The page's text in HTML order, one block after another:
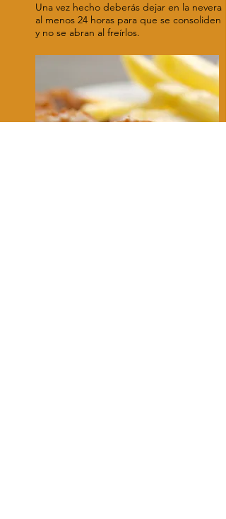
Una vez hecho deberás dejar en la nevera
al menos 24 horas para que se consoliden
y no se abran al freírlos.